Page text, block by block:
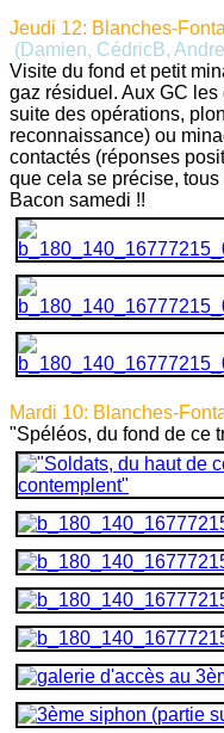
Jeudi 12: Blanches-
(Damien, CédricB,
Visite du fond et petit
gaz résiduel. Aux GC
suite des opérations,
reconnaissance) ou
contactés (réponses
que cela se précise,
Bacon samedi !!
Mardi 10: Blanches-
"Spéléos, du fond de ce